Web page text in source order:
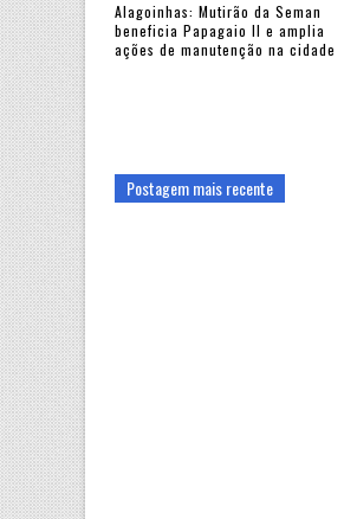
Alagoinhas: Mutirão da Seman
beneficia Papagaio II e amplia
ações de manutenção na cidade
Postagem mais recente